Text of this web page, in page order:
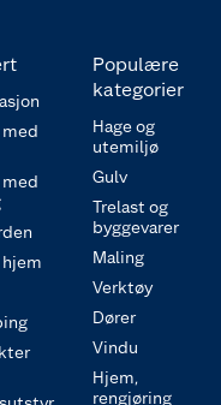
hjem
Populære
kategorier
Hage og
utemiljø
Gulv
Trelast og
byggevarer
Maling
Verktøy
Dører
Vindu
Hjem,
rengjøring